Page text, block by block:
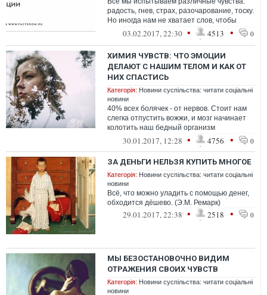
радость, гнев, страх, разочарование, тоску.
Но иногда нам не хватает слов, чтобы
описать свои эмоции. В таком слу...
03.02.2017, 22:30 • 4513 • 0
ХИМИЯ ЧУВСТВ: ЧТО ЭМОЦИИ
ДЕЛАЮТ С НАШИМ ТЕЛОМ И КАК ОТ
НИХ СПАСТИСЬ
Категорія: Новини суспільства: читати соціальні
новини
40% всех болячек - от нервов. Стоит нам
слегка отпустить вожжи, и мозг начинает
колотить наш бедный организм
гормональной кувалдой. Забудь про ауры-
30.01.2017, 12:28 • 4756 • 0
ЗА ДЕНЬГИ НЕЛЬЗЯ КУПИТЬ МНОГОЕ
Категорія: Новини суспільства: читати соціальні
новини
Всё, что можно уладить с помощью денег,
обходится дёшево. (Э.М. Ремарк)
29.01.2017, 22:38 • 2518 • 0
МЫ БЕЗОСТАНОВОЧНО ВИДИМ
ОТРАЖЕНИЯ СВОИХ ЧУВСТВ
Категорія: Новини суспільства: читати соціальні
новини